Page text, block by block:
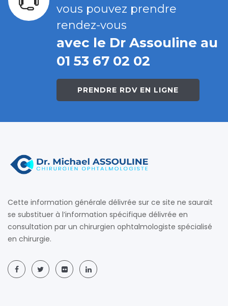
vous pouvez prendre
rendez-vous
avec le Dr Assouline au
01 53 67 02 02
PRENDRE RDV EN LIGNE
Cette information générale délivrée sur ce site ne saurait
se substituer à l’information spécifique délivrée en
consultation par un chirurgien ophtalmologiste spécialisé
en chirurgie.